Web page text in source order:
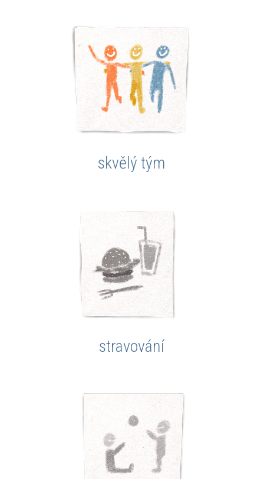
skvělý tým
stravování